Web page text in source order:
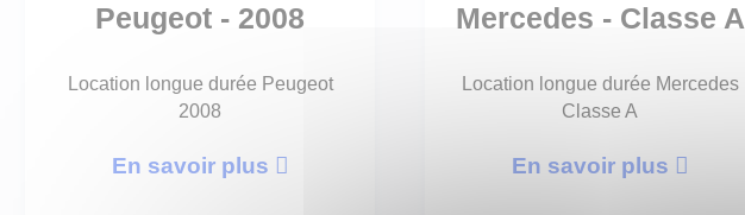
Peugeot - 2008
Location longue durée Peugeot
2008
En savoir plus
Mercedes - Classe A
Location longue durée Mercedes
Classe A
En savoir plus